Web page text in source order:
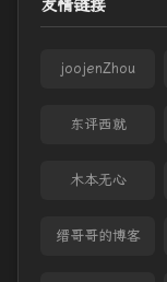
友情链接
joojenZhou
东评西就
木本无心
缙哥哥的博客